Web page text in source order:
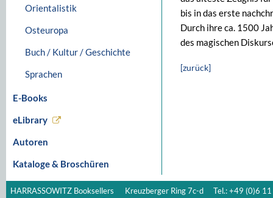
Orientalistik
Osteuropa
Buch / Kultur / Geschichte
Sprachen
E-Books
eLibrary
Autoren
Kataloge & Broschüren
bis in das erste
Durch ihre ca. 1500
des magischen
[zurück]
HARRASSOWITZ Booksellers
Kreuzberger Ring 7c-d
Tel.: +49 (0)6